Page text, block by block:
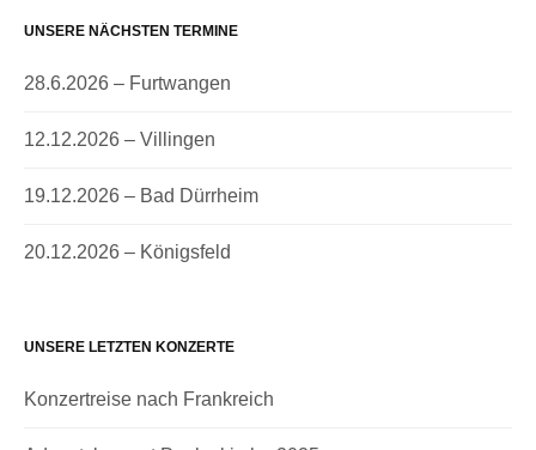
UNSERE NÄCHSTEN TERMINE
28.6.2026 – Furtwangen
12.12.2026 – Villingen
19.12.2026 – Bad Dürrheim
20.12.2026 – Königsfeld
UNSERE LETZTEN KONZERTE
Konzertreise nach Frankreich